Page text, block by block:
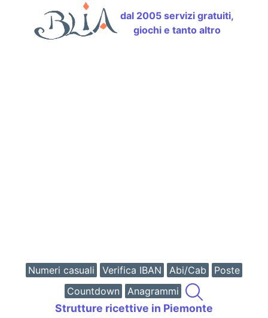
dal 2005 servizi gratuiti,
giochi e tanto altro
Numeri casuali Verifica IBAN Abi/Cab
Poste
Countdown
Anagrammi
Strutture ricettive in Piemonte